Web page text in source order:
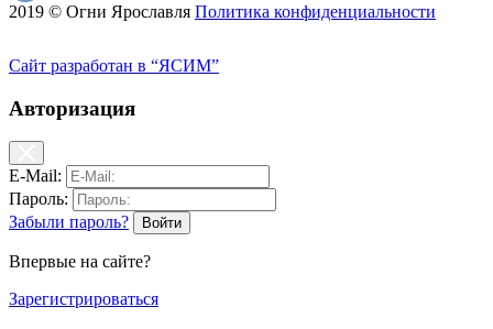
2019 © Огни Ярославля Политика конфиденциальности
Сайт разработан в “ЯСИМ”
Авторизация
E-Mail:
Пароль:
Забыли пароль?
Впервые на сайте?
Зарегистрироваться